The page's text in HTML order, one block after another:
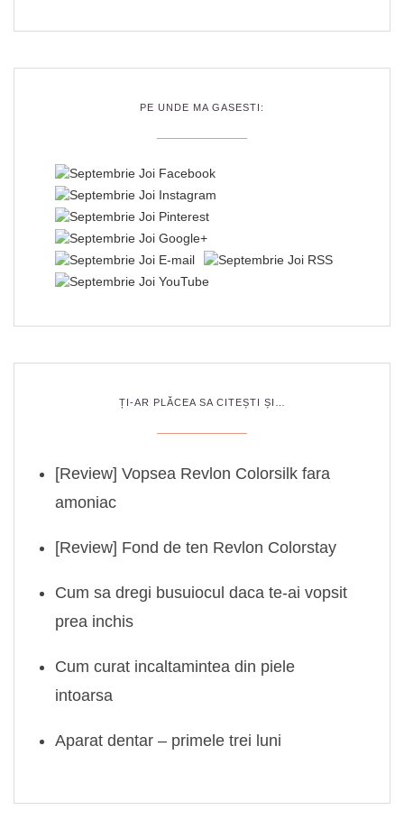
PE UNDE MA GASESTI:
ȚI-AR PLĂCEA SA CITEȘTI ȘI…
[Review] Vopsea Revlon Colorsilk fara
amoniac
[Review] Fond de ten Revlon Colorstay
Cum sa dregi busuiocul daca te-ai vopsit
prea inchis
Cum curat incaltamintea din piele
intoarsa
Aparat dentar – primele trei luni